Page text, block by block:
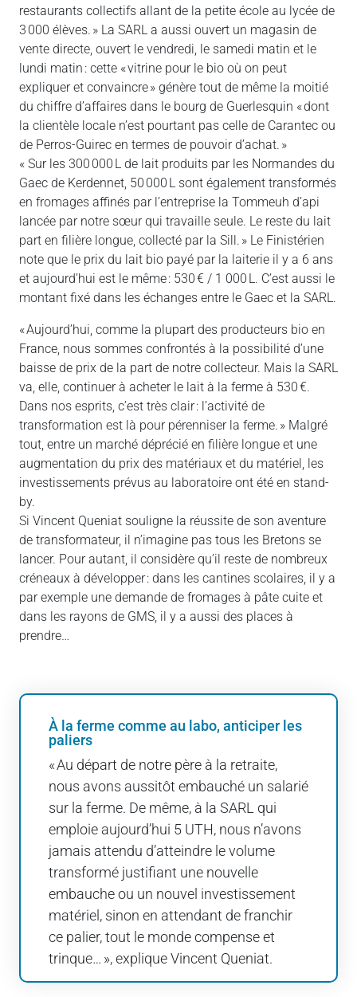
restaurants collectifs allant de la petite école au lycée de
3 000 élèves. » La SARL a aussi ouvert un magasin de
vente directe, ouvert le vendredi, le samedi matin et le
lundi matin : cette « vitrine pour le bio où on peut
expliquer et convaincre » génère tout de même la moitié
du chiffre d’affaires dans le bourg de Guerlesquin « dont
la clientèle locale n’est pourtant pas celle de Carantec ou
de Perros-Guirec en termes de pouvoir d’achat. »
« Sur les 300 000 L de lait produits par les Normandes du
Gaec de Kerdennet, 50 000 L sont également transformés
en fromages affinés par l’entreprise la Tommeuh d’api
lancée par notre sœur qui travaille seule. Le reste du lait
part en filière longue, collecté par la Sill. » Le Finistérien
note que le prix du lait bio payé par la laiterie il y a 6 ans
et aujourd’hui est le même : 530 € / 1 000 L. C’est aussi le
montant fixé dans les échanges entre le Gaec et la SARL.
« Aujourd’hui, comme la plupart des producteurs bio en
France, nous sommes confrontés à la possibilité d’une
baisse de prix de la part de notre collecteur. Mais la SARL
va, elle, continuer à acheter le lait à la ferme à 530 €.
Dans nos esprits, c’est très clair : l’activité de
transformation est là pour pérenniser la ferme. » Malgré
tout, entre un marché déprécié en filière longue et une
augmentation du prix des matériaux et du matériel, les
investissements prévus au laboratoire ont été en stand-
by.
Si Vincent Queniat souligne la réussite de son aventure
de transformateur, il n’imagine pas tous les Bretons se
lancer. Pour autant, il considère qu’il reste de nombreux
créneaux à développer : dans les cantines scolaires, il y a
par exemple une demande de fromages à pâte cuite et
dans les rayons de GMS, il y a aussi des places à
prendre…
À la ferme comme au labo, anticiper les
paliers
« Au départ de notre père à la retraite,
nous avons aussitôt embauché un salarié
sur la ferme. De même, à la SARL qui
emploie aujourd’hui 5 UTH, nous n’avons
jamais attendu d’atteindre le volume
transformé justifiant une nouvelle
embauche ou un nouvel investissement
matériel, sinon en attendant de franchir
ce palier, tout le monde compense et
trinque… », explique Vincent Queniat.